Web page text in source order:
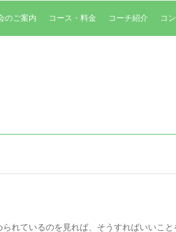
のご案内 コース・料金 コーチ紹介 コ
れているのを見れば、そうすればいいこと